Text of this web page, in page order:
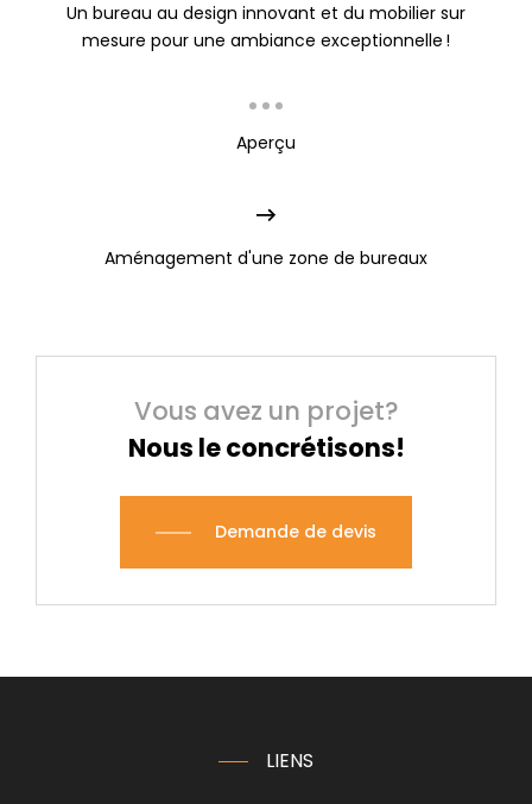
Un bureau au design innovant et du mobilier sur
mesure pour une ambiance exceptionnelle !
Aperçu
Aménagement d'une zone de bureaux
Vous avez un projet?
Nous le concrétisons!
Demande de devis
LIENS